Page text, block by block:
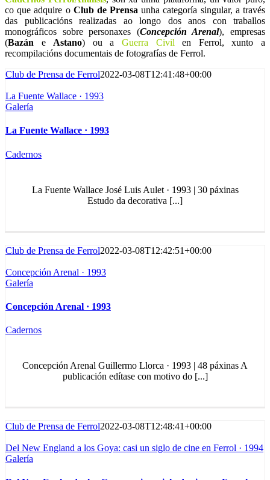
co que adquire o Club de Prensa unha categoría singular, a través
das publicacións realizadas ao longo dos anos con traballos
monográficos sobre personaxes (Concepción Arenal), empresas
(Bazán e Astano) ou aGuerra Civil en Ferrol, xunto a
recompilacións documentais de fotografías de Ferrol.
Club de Prensa de Ferrol2022-03-08T12:41:48+00:00
La Fuente Wallace · 1993
Galería
La Fuente Wallace · 1993
Cadernos
La Fuente Wallace José Luis Aulet · 1993 | 30 páxinas
Estudo da decorativa [...]
Club de Prensa de Ferrol2022-03-08T12:42:51+00:00
Concepción Arenal · 1993
Galería
Concepción Arenal · 1993
Cadernos
Concepción Arenal Guillermo Llorca · 1993 | 48 páxinas A
publicación edítase con motivo do [...]
Club de Prensa de Ferrol2022-03-08T12:48:41+00:00
Del New England a los Goya: casi un siglo de cine en Ferrol · 1994
Galería